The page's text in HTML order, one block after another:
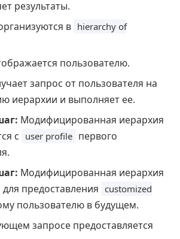
результаты.
в hierarchy of
пользователю.
запрос от пользователя на
иерархии и выполняет ее.
Модифицированная иерархия
с
user profile первого
Модифицированная иерархия
для предоставления customized
пользователю в будущем.
запросе предоставляется